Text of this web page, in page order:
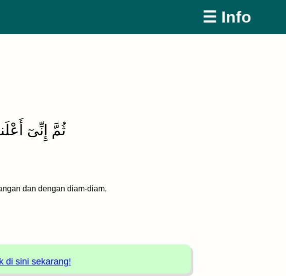
☰ Info
ثُمَّ إِنِّىٓ
dan dengan diam-diam,
di sini sekarang!